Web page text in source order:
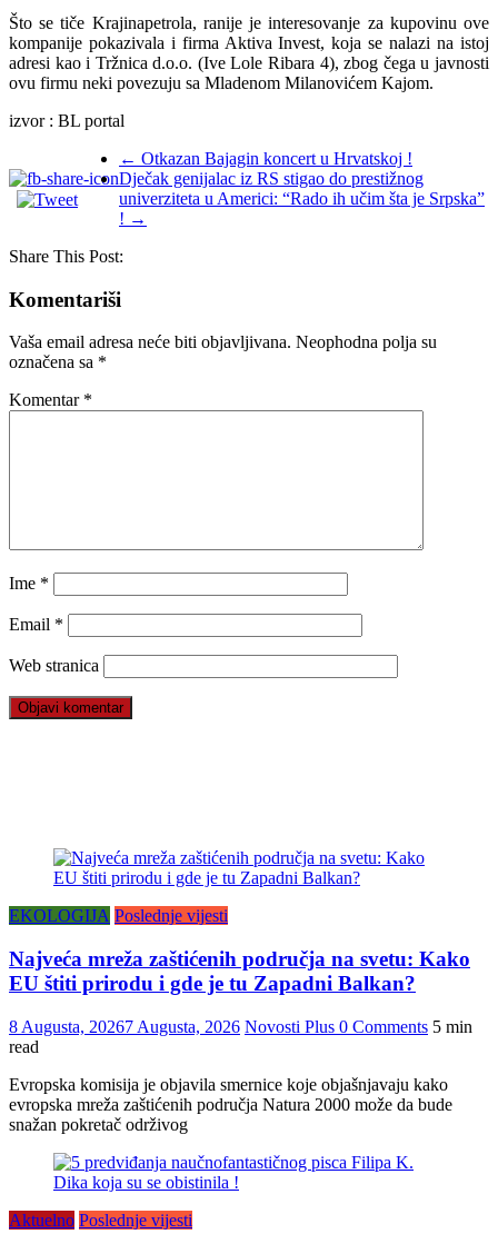
Što se tiče Krajinapetrola, ranije je interesovanje za kupovinu ove
kompanije pokazivala i firma Aktiva Invest, koja se nalazi na istoj
adresi kao i Tržnica d.o.o. (Ive Lole Ribara 4), zbog čega u javnosti
ovu firmu neki povezuju sa Mladenom Milanovićem Kajom.
izvor : BL portal
← Otkazan Bajagin koncert u Hrvatskoj !
Dječak genijalac iz RS stigao do prestižnog
univerziteta u Americi: “Rado ih učim šta je Srpska”
! →
Share This Post:
Komentariši
Vaša email adresa neće biti objavljivana. Neophodna polja su
označena sa *
Komentar *
Ime *
Email *
Web stranica
EKOLOGIJA Poslednje vijesti
Najveća mreža zaštićenih područja na svetu: Kako
EU štiti prirodu i gde je tu Zapadni Balkan?
8 Augusta, 20267 Augusta, 2026 Novosti Plus 0 Comments 5 min
read
Evropska komisija je objavila smernice koje objašnjavaju kako
evropska mreža zaštićenih područja Natura 2000 može da bude
snažan pokretač održivog
Aktuelno Poslednje vijesti